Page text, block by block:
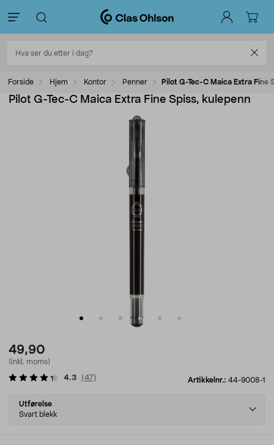
Forside Hjem Kontor Penner Pilot G-Tec-C Maica Extra Fine
Pilot G-Tec-C Maica Extra Fine Spiss, kulepenn
49,90
(inkl. moms)
Artikkelnr.: 44-9008-1
4.3 (47)
Select
variant
Utførelse
Svart blekk